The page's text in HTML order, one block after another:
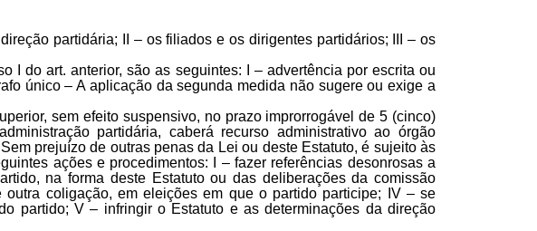
partidária; II – os filiados e os dirigentes partidários; III – os
I do art. anterior, são as seguintes: I – advertência por escrita ou
único – A aplicação da segunda medida não sugere ou exige a
sem efeito suspensivo, no prazo improrrogável de 5 (cinco)
partidária, caberá recurso administrativo ao órgão
prejuízo de outras penas da Lei ou deste Estatuto, é sujeito às
ações e procedimentos: I – fazer referências desonrosas a
na forma deste Estatuto ou das deliberações da comissão
coligação, em eleições em que o partido participe; IV – se
partido; V – infringir o Estatuto e as determinações da direção